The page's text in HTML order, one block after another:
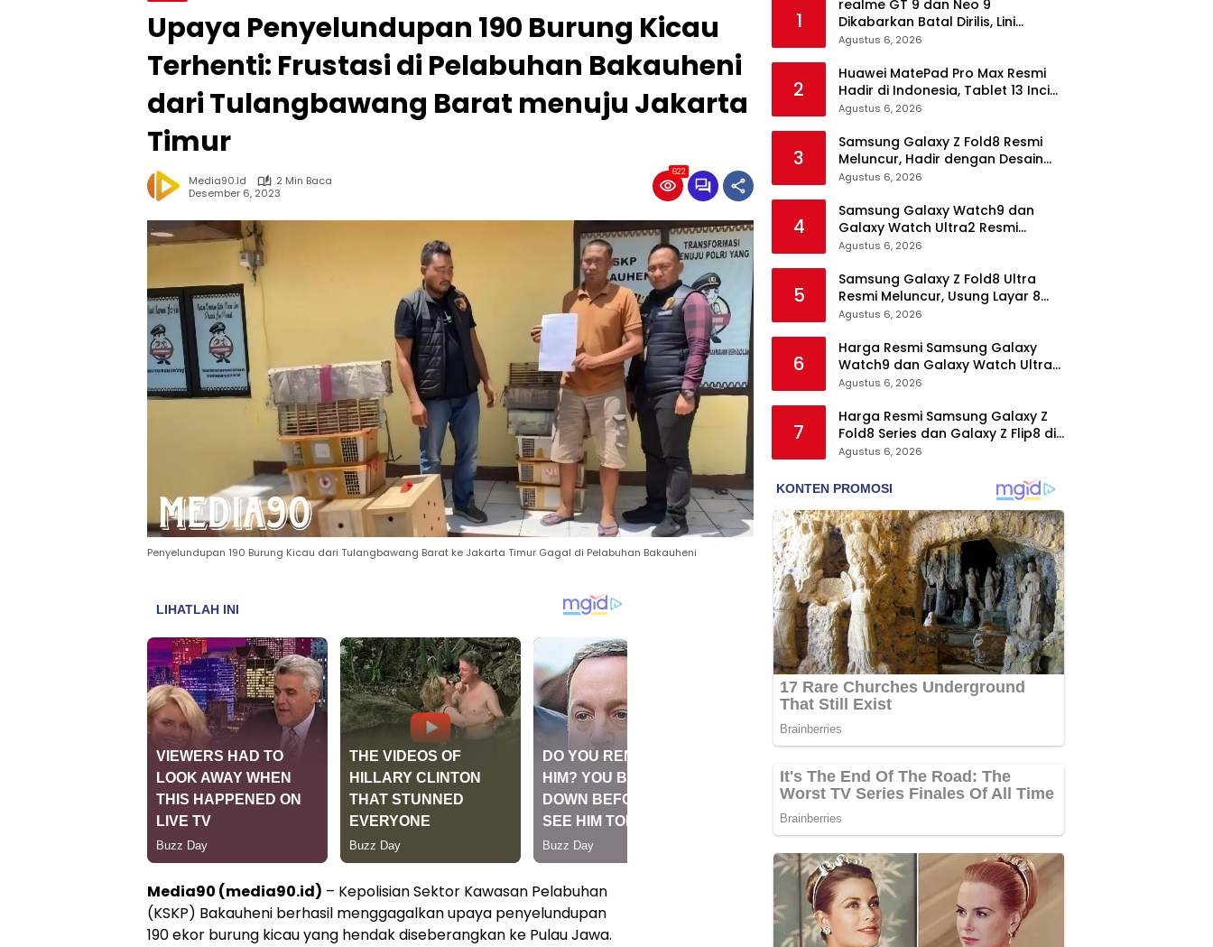
Upaya Penyelundupan 190 Burung Kicau
Terhenti: Frustasi di Pelabuhan Bakauheni
dari Tulangbawang Barat menuju Jakarta
Timur
Media90.id
2 Min Baca
Desember 6, 2023
622
Penyelundupan 190 Burung Kicau dari Tulangbawang Barat ke Jakarta Timur Gagal di Pelabuhan Bakauheni
Media90 (media90.id) – Kepolisian Sektor Kawasan Pelabuhan
(KSKP) Bakauheni berhasil menggagalkan upaya penyelundupan
190 ekor burung kicau yang hendak diseberangkan ke Pulau Jawa.
1
realme GT 9 dan Neo 9
Dikabarkan Batal Dirilis, Lini
Flagship realme Terancam
Agustus 6, 2026
2
Huawei MatePad Pro Max Resmi
Hadir di Indonesia, Tablet 13 Inci
Tertipis dan Teringan
Agustus 6, 2026
3
Samsung Galaxy Z Fold8 Resmi
Meluncur, Hadir dengan Desain
Lebih Pendek dan Lebar
Agustus 6, 2026
4
Samsung Galaxy Watch9 dan
Galaxy Watch Ultra2 Resmi
Meluncur, Bawa AI, Snapdragon
Baru
Agustus 6, 2026
5
Samsung Galaxy Z Fold8 Ultra
Resmi Meluncur, Usung Layar 8
Inci, Kamera 200MP dan
Agustus 6, 2026
6
Harga Resmi Samsung Galaxy
Watch9 dan Galaxy Watch Ultra2
di Indonesia, Mulai Rp5,9 Jutaan
Agustus 6, 2026
7
Harga Resmi Samsung Galaxy Z
Fold8 Series dan Galaxy Z Flip8 di
Indonesia, Mulai Rp19 Jutaan
Agustus 6, 2026